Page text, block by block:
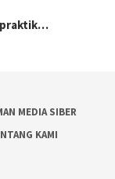
MEDIA SIBER
KAMI